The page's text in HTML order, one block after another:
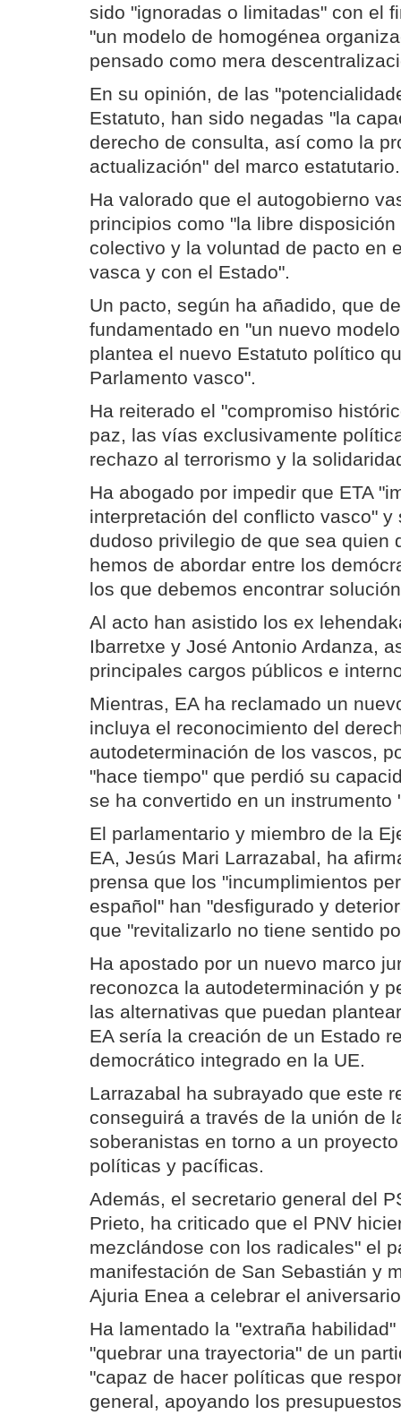
sido "ignoradas o limitadas" con el
"un modelo de homogénea
pensado como mera
En su opinión, de las
Estatuto, han sido negadas "la
derecho de consulta, así como la
actualización" del marco estatutario.
Ha valorado que el autogobierno
principios como "la libre
colectivo y la voluntad de pacto en
vasca y con el Estado".
Un pacto, según ha añadido, que
fundamentado en "un nuevo
plantea el nuevo Estatuto político
Parlamento vasco".
Ha reiterado el "compromiso
paz, las vías exclusivamente
rechazo al terrorismo y la
Ha abogado por impedir que ETA
interpretación del conflicto vasco" y
dudoso privilegio de que sea quien
hemos de abordar entre los
los que debemos encontrar
Al acto han asistido los ex
Ibarretxe y José Antonio Ardanza,
principales cargos públicos e
Mientras, EA ha reclamado un
incluya el reconocimiento del
autodeterminación de los vascos,
"hace tiempo" que perdió su
se ha convertido en un instrumento
El parlamentario y miembro de la
EA, Jesús Mari Larrazabal, ha
prensa que los "incumplimientos
español" han "desfigurado y
que "revitalizarlo no tiene sentido
Ha apostado por un nuevo marco
reconozca la autodeterminación y
las alternativas que puedan
EA sería la creación de un Estado
democrático integrado en la UE.
Larrazabal ha subrayado que este
conseguirá a través de la unión de
soberanistas en torno a un
políticas y pacíficas.
Además, el secretario general del
Prieto, ha criticado que el PNV
mezclándose con los radicales" el
manifestación de San Sebastián y
Ajuria Enea a celebrar el
Ha lamentado la "extraña
"quebrar una trayectoria" de un
"capaz de hacer políticas que
general, apoyando los